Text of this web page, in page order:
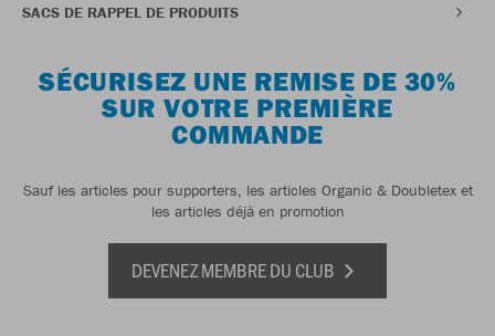
SACS DE RAPPEL DE PRODUITS
SÉCURISEZ UNE REMISE DE 30%
SUR VOTRE PREMIÈRE
COMMANDE
Sauf les articles pour supporters, les articles Organic & Doubletex et
les articles déjà en promotion
DEVENEZ MEMBRE DU CLUB